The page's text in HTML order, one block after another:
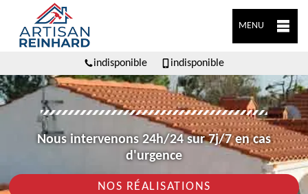
MENU
indisponible indisponible
Nous intervenons 24h/24 sur 7j/7 en cas
d'urgence
NOS RÉALISATIONS